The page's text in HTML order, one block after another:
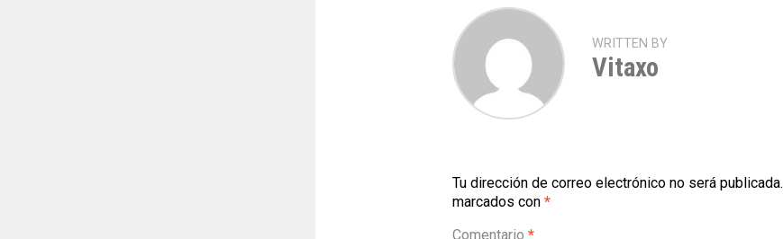
WRITTEN BY
Vitaxo
Tu dirección de correo electrónico no será publicada.
marcados con *
Comentario *